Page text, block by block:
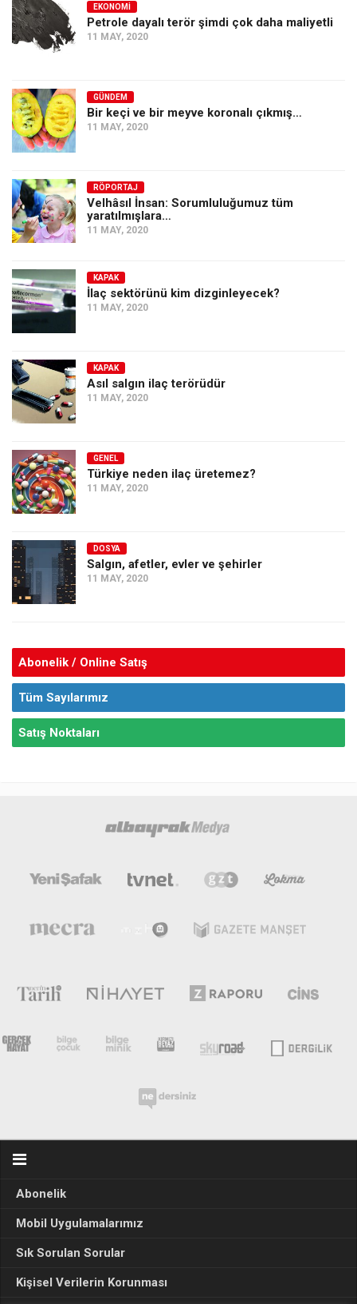
EKONOMI
Petrole dayalı terör şimdi çok daha maliyetli
11 MAY, 2020
GÜNDEM
Bir keçi ve bir meyve koronalı çıkmış…
11 MAY, 2020
RÖPORTAJ
Velhâsıl İnsan: Sorumluluğumuz tüm
yaratılmışlara…
11 MAY, 2020
KAPAK
İlaç sektörünü kim dizginleyecek?
11 MAY, 2020
KAPAK
Asıl salgın ilaç terörüdür
11 MAY, 2020
GENEL
Türkiye neden ilaç üretemez?
11 MAY, 2020
DOSYA
Salgın, afetler, evler ve şehirler
11 MAY, 2020
Abonelik / Online Satış
Tüm Sayılarımız
Satış Noktaları
Abonelik
Mobil Uygulamalarımız
Sık Sorulan Sorular
Kişisel Verilerin Korunması